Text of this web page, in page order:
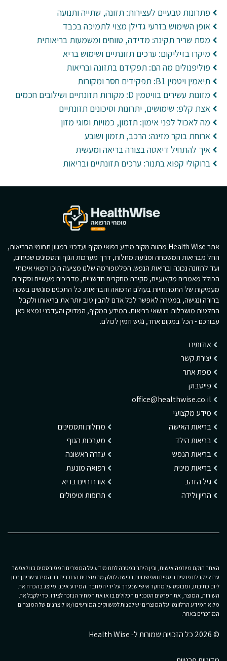
פתרונות טבעיים לעצירות: תזונה, שתייה ותנועה
אופן השימוש בזרעי גדילן מצוי לתמיכה בכבד
מסת שריר תקינה: מדידה, טווחים ומשמעות בריאותית
מיקרו בזיליקום: ערכים תזונתיים ושימוש בריא
פוליפנולים מה הם: תפקידם בתזונה ובריאות
תיאמין ויטמין B1: תפקידים חסר ומקורות
מזונות עשירים בוויטמין D: מקורות תזונתיים ושילובים חכמים
אצת קלפ: שימושים, יתרונות וסיכונים תזונתיים
מה לאכול לפני אימון: תזמון, כמויות וסוגי מזון
ארוחת בוקר מזינה: הרכב, תזמון ושובע
איך להתחיל דיאטה בצורה בריאה ומעשית
ברוקולי קפוא בתנור: ערכים תזונתיים ובריאות
אתר Health Wise מהווה מקור מידע רפואי מקיף ועדכני במגוון תחומי הבריאות,
החל מבריאות המשפחה ומניעת מחלות, דרך מערכות הגוף ותסמינים שכיחים,
ועד לתזונה נכונה ובריאות הנפש. הפלטפורמה שלנו מציעה תוכן רפואי איכותי
הכולל מאמרים מקצועיים, סקירת מחקרים חדשניים, מדריכים מעשיים וסקירות
מעמיקות של התפתחויות בעולם הרפואה והבריאות. כל התכנים מוגשים בשפה
ברורה ונגישה, במטרה לאפשר לכל אדם להבין טוב יותר את בריאותו ולקבל
החלטות מושכלות בנושאי בריאות. המידע המקיף, המדויק והעדכני נמצא כאן
עבורכם - הכל במקום אחד, נגיש וזמין לכולם.
אודותינו
יצירת קשר
מפת אתר
פייסבוק
office@healthwise.co.il
מידע מקצועי
בריאות האישה
בריאות הילד
בריאות הנפש
בריאות מינית
גיל הזהב
הריון ולידה
מחלות ותסמינים
מערכות הגוף
עזרה ראשונה
רפואה מונעת
אורח חיים בריא
תרופות וטיפולים
האתר הוקם מיוזמה אישית, ובין היתר במטרה לתת מידע על המוצרים המפורסמים בו ולאפשר
ערוץ לקבלת פרטים נוספים ואפשרויות רכישה לחלק מהמוצרים הנזכרים בו. המידע שניתן נכון
ליום כתיבתו, ומבוסס על מחקר אישי שנערך על ידי המחבר. המידע איננו מייצג בהכרח את
השירות, המוצר, את הפרטים הטכניים הכלולים בו או את המחיר הנזכר לצידו. כדי לקבל את
מלוא המידע הרלוונטי על המוצרים יש לפנות למשווקים המורשים ו/או ליצרנים של המוצרים
המוזכרים באתר.
© 2026 כל הזכויות שמורות ל- Health Wise